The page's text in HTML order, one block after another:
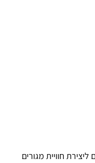
ליצירת חוויית מגורים